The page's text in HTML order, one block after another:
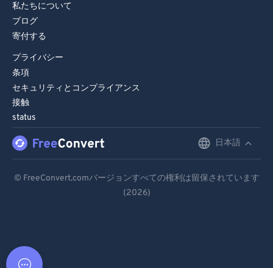
私たちについて
ブログ
寄付する
プライバシー
条項
セキュリティとコンプライアンス
接触
status
日本語
Español
© FreeConvert.comバージョンすべての権利は留保されています
(2026)